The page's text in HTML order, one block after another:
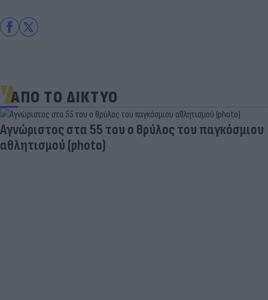
ΑΠΟ ΤΟ ΔΙΚΤΥΟ
Παντρεύεται ο Ρονάλντο; Έγινε χαμός,